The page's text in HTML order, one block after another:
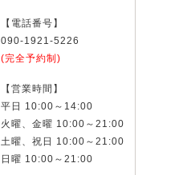
【電話番号】
090-1921-5226
(完全予約制)
【営業時間】
平日 10:00～14:00
火曜、金曜 10:00～21:00
土曜、祝日 10:00～21:00
日曜 10:00～21:00